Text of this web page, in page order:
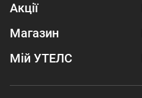
Акції
Магазин
Мій УТЕЛС